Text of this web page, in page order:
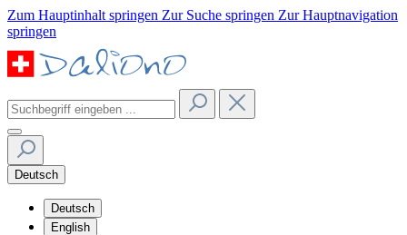
Zum Hauptinhalt springen Zur Suche springen Zur Hauptnavigation
springen
Deutsch
Deutsch
English